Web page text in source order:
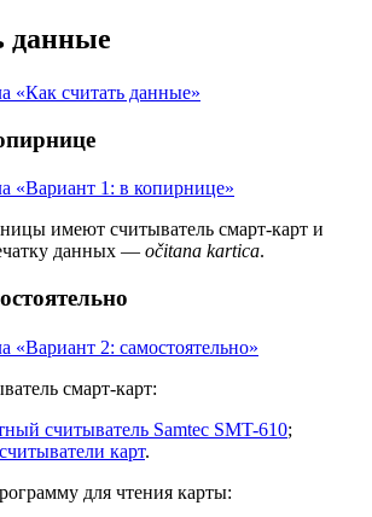
данные
«Как считать данные»
«Вариант 1: в копирнице»
имеют считыватель смарт-карт и
данных — očitana kartica.
«Вариант 2: самостоятельно»
смарт-карт:
считыватель Samtec SMT-610;
карт.
для чтения карты: